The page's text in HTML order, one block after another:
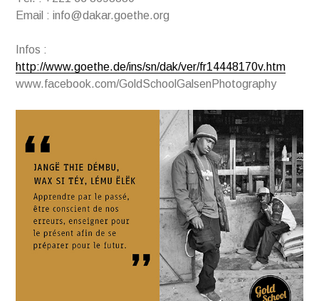
Email : info@dakar.goethe.org
Infos :
http://www.goethe.de/ins/sn/dak/ver/fr14448170v.htm
www.facebook.com/GoldSchoolGalsenPhotography